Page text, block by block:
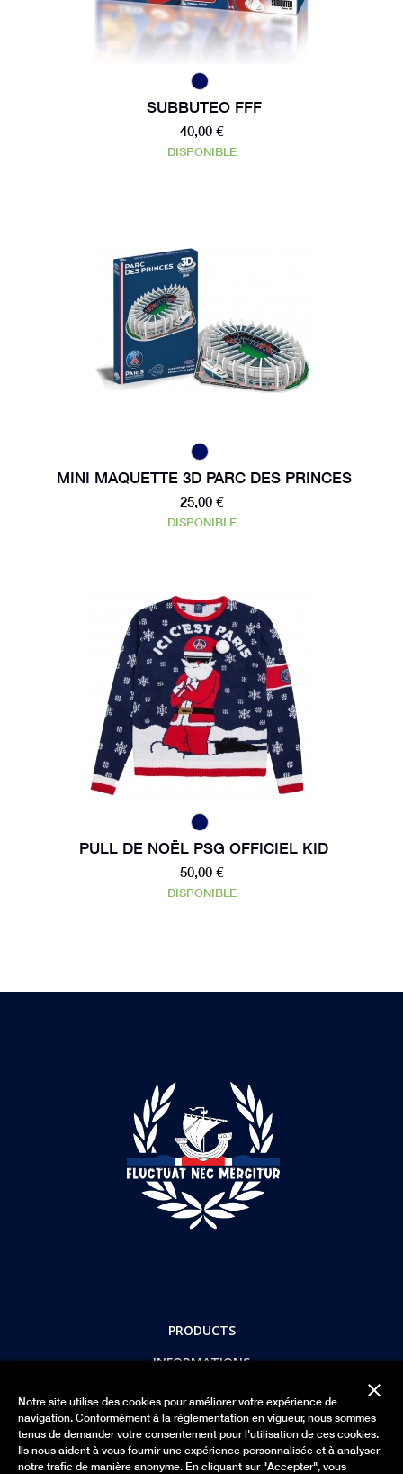
SUBBUTEO FFF
40,00 €
DISPONIBLE
MINI MAQUETTE 3D PARC DES PRINCES
25,00 €
DISPONIBLE
PULL DE NOËL PSG OFFICIEL KID
50,00 €
DISPONIBLE
PRODUCTS
INFORMATIONS
LUTECITY
PAYEZ EN TOUTE SÉCURITÉ
close
Notre site utilise des cookies pour améliorer votre expérience de
navigation. Conformément à la réglementation en vigueur, nous sommes
tenus de demander votre consentement pour l'utilisation de ces cookies.
Ils nous aident à vous fournir une expérience personnalisée et à analyser
notre trafic de manière anonyme. En cliquant sur "Accepter", vous